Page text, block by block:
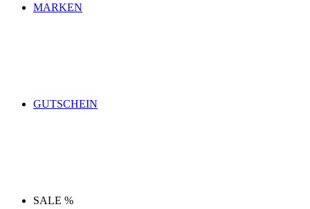
MARKEN
GUTSCHEIN
SALE %